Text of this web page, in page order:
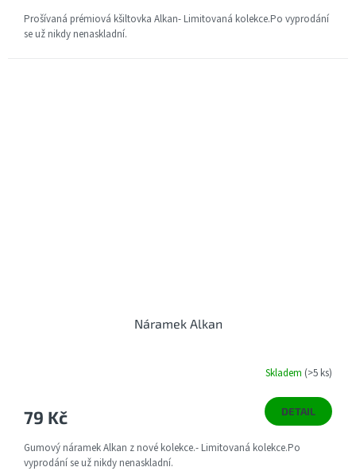
Prošívaná prémiová kšiltovka Alkan- Limitovaná kolekce.Po vyprodání
se už nikdy nenaskladní.
Náramek Alkan
Skladem (>5 ks)
79 Kč DETAIL
Gumový náramek Alkan z nové kolekce.- Limitovaná kolekce.Po
vyprodání se už nikdy nenaskladní.